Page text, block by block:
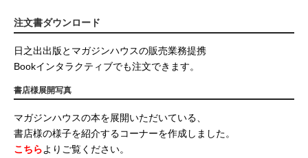
注文書ダウンロード
日之出出版とマガジンハウスの販売業務提携
Bookインタラクティブでも注文できます。
書店様展開写真
マガジンハウスの本を展開いただいている、
書店様の様子を紹介するコーナーを作成しました。
こちらよりご覧ください。